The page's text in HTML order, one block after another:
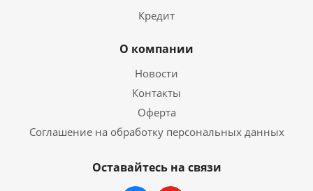
Кредит
О компании
Новости
Контакты
Оферта
Соглашение на обработку персональных данных
Оставайтесь на связи